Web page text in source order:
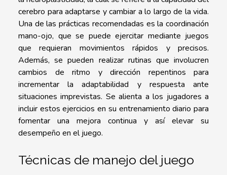
cerebro para adaptarse y cambiar a lo largo de la vida.
Una de las prácticas recomendadas es la coordinación
mano-ojo, que se puede ejercitar mediante juegos
que requieran movimientos rápidos y precisos.
Además, se pueden realizar rutinas que involucren
cambios de ritmo y dirección repentinos para
incrementar la adaptabilidad y respuesta ante
situaciones imprevistas. Se alienta a los jugadores a
incluir estos ejercicios en su entrenamiento diario para
fomentar una mejora continua y así elevar su
desempeño en el juego.
Técnicas de manejo del juego